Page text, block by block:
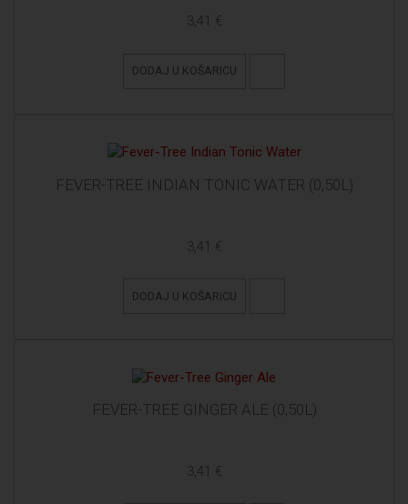
3,41 €
DODAJ U KOŠARICU
FEVER-TREE INDIAN TONIC WATER (0,50L)
3,41 €
DODAJ U KOŠARICU
FEVER-TREE GINGER ALE (0,50L)
3,41 €